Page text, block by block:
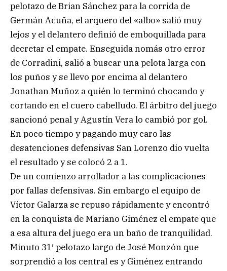
pelotazo de Brian Sánchez para la corrida de
Germán Acuña, el arquero del «albo» salió muy
lejos y el delantero definió de emboquillada para
decretar el empate. Enseguida nomás otro error
de Corradini, salió a buscar una pelota larga con
los puños y se llevo por encima al delantero
Jonathan Muñoz a quién lo terminó chocando y
cortando en el cuero cabelludo. El árbitro del juego
sancionó penal y Agustín Vera lo cambió por gol.
En poco tiempo y pagando muy caro las
desatenciones defensivas San Lorenzo dio vuelta
el resultado y se colocó 2 a 1.
De un comienzo arrollador a las complicaciones
por fallas defensivas. Sin embargo el equipo de
Víctor Galarza se repuso rápidamente y encontró
en la conquista de Mariano Giménez el empate que
a esa altura del juego era un baño de tranquilidad.
Minuto 31′ pelotazo largo de José Monzón que
sorprendió a los central es y Giménez entrando